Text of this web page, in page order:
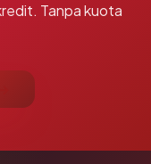
Tanpa kuota